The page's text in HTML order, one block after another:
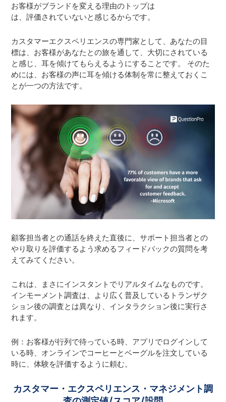
お客様がブランドを変える理由のトップは
は、評価されていないと感じるからです。
カスタマーエクスペリエンスの専門家として、あなたの目
標は、お客様があなたとの旅を通して、大切にされている
と感じ、耳を傾けてもらえるようにすることです。 そのた
めには、お客様の声に耳を傾ける体制を常に整えておくこ
とが一つの方法です。
顧客担当者との通話を終えた直後に、サポート担当者との
やり取りを評価するよう求めるフィードバックの質問を考
えてみてください。
これは、まさにインスタントでリアルタイムなものです。
インモーメント調査は、より広く普及しているトランザク
ション後の調査とは異なり、インタラクション後に実行さ
れます。
例：お客様が行列で待っている時、アプリでログインして
いる時、オンラインでコーヒーとベーグルを注文している
時に、体験を評価するように頼む。
カスタマー・エクスペリエンス・マネジメント調